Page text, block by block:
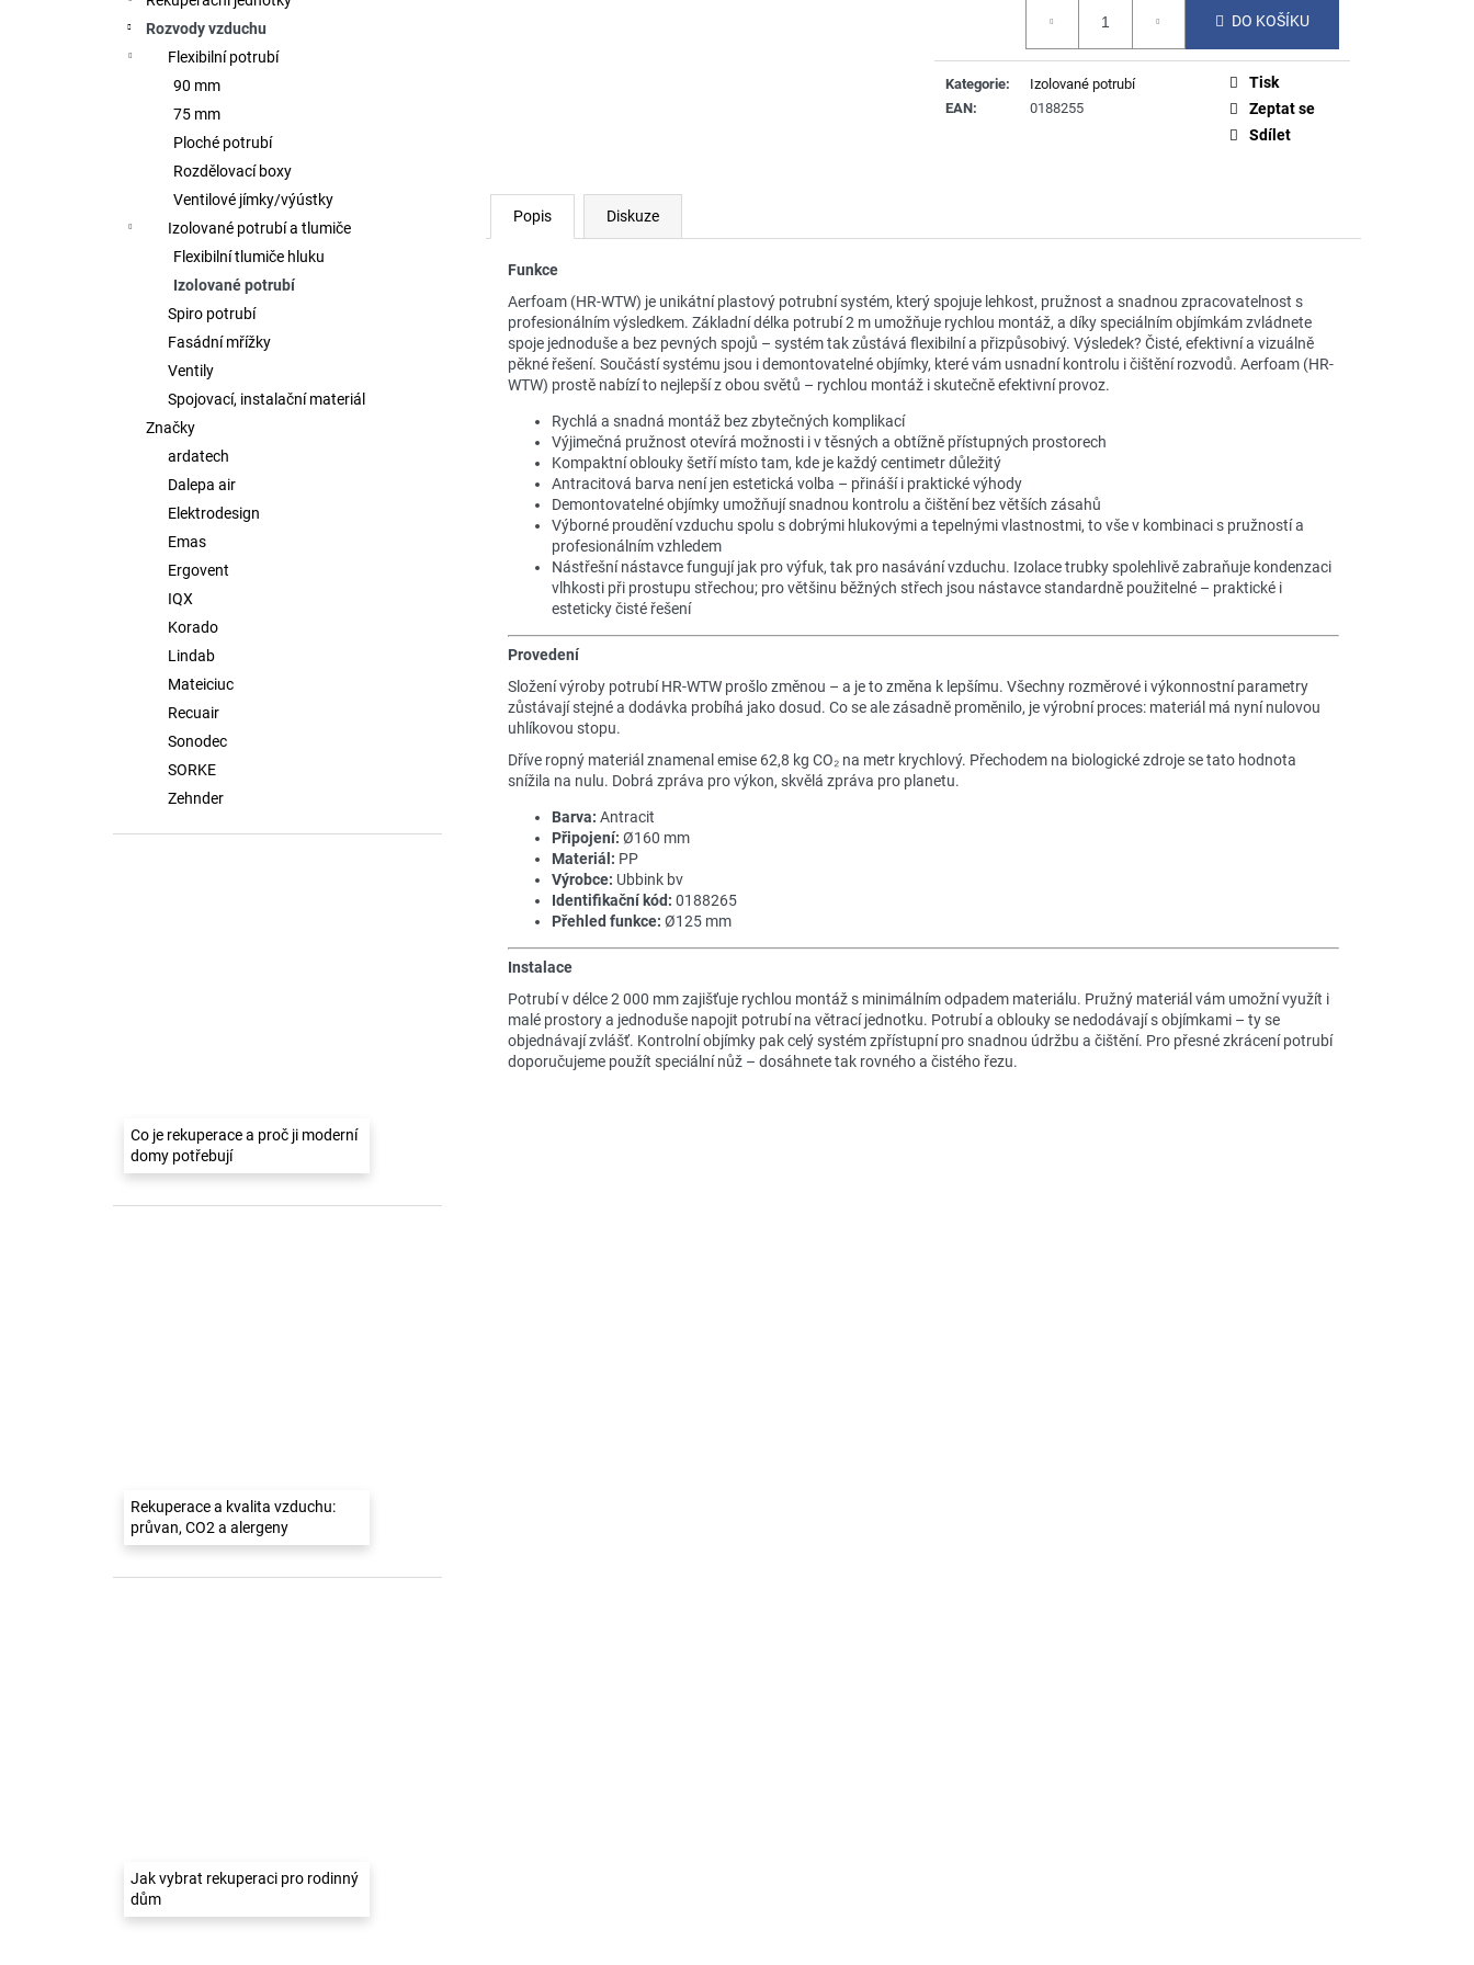
Rozvody vzduchu
Flexibilní potrubí
90 mm
75 mm
Ploché potrubí
Rozdělovací boxy
Ventilové jímky/výústky
Izolované potrubí a tlumiče
Flexibilní tlumiče hluku
Izolované potrubí
Spiro potrubí
Fasádní mřížky
Ventily
Spojovací, instalační materiál
Značky
ardatech
Dalepa air
Elektrodesign
Emas
Ergovent
IQX
Korado
Lindab
Mateiciuc
Recuair
Sonodec
SORKE
Zehnder
Co je rekuperace a proč ji moderní
domy potřebují
Rekuperace a kvalita vzduchu:
průvan, CO2 a alergeny
Jak vybrat rekuperaci pro rodinný
dům
DO KOŠÍKU
Kategorie:
Izolované potrubí
EAN: 0188255
Tisk
Zeptat se
Sdílet
Popis Diskuze
Funkce
Aerfoam (HR-WTW) je unikátní plastový potrubní systém, který spojuje lehkost, pružnost a snadnou zpracovatelnost s
profesionálním výsledkem. Základní délka potrubí 2 m umožňuje rychlou montáž, a díky speciálním objímkám zvládnete
spoje jednoduše a bez pevných spojů – systém tak zůstává flexibilní a přizpůsobivý. Výsledek? Čisté, efektivní a vizuálně
pěkné řešení. Součástí systému jsou i demontovatelné objímky, které vám usnadní kontrolu i čištění rozvodů. Aerfoam (HR-
WTW) prostě nabízí to nejlepší z obou světů – rychlou montáž i skutečně efektivní provoz.
Rychlá a snadná montáž bez zbytečných komplikací
Výjimečná pružnost otevírá možnosti i v těsných a obtížně přístupných prostorech
Kompaktní oblouky šetří místo tam, kde je každý centimetr důležitý
Antracitová barva není jen estetická volba – přináší i praktické výhody
Demontovatelné objímky umožňují snadnou kontrolu a čištění bez větších zásahů
Výborné proudění vzduchu spolu s dobrými hlukovými a tepelnými vlastnostmi, to vše v kombinaci s pružností a
profesionálním vzhledem
Nástřešní nástavce fungují jak pro výfuk, tak pro nasávání vzduchu. Izolace trubky spolehlivě zabraňuje kondenzaci
vlhkosti při prostupu střechou; pro většinu běžných střech jsou nástavce standardně použitelné – praktické i
esteticky čisté řešení
Provedení
Složení výroby potrubí HR-WTW prošlo změnou – a je to změna k lepšímu. Všechny rozměrové i výkonnostní parametry
zůstávají stejné a dodávka probíhá jako dosud. Co se ale zásadně proměnilo, je výrobní proces: materiál má nyní nulovou
uhlíkovou stopu.
Dříve ropný materiál znamenal emise 62,8 kg CO₂ na metr krychlový. Přechodem na biologické zdroje se tato hodnota
snížila na nulu. Dobrá zpráva pro výkon, skvělá zpráva pro planetu.
Barva: Antracit
Připojení: Ø160 mm
Materiál: PP
Výrobce: Ubbink bv
Identifikační kód: 0188265
Přehled funkce: Ø125 mm
Instalace
Potrubí v délce 2 000 mm zajišťuje rychlou montáž s minimálním odpadem materiálu. Pružný materiál vám umožní využít i
malé prostory a jednoduše napojit potrubí na větrací jednotku. Potrubí a oblouky se nedodávají s objímkami – ty se
objednávají zvlášť. Kontrolní objímky pak celý systém zpřístupní pro snadnou údržbu a čištění. Pro přesné zkrácení potrubí
doporučujeme použít speciální nůž – dosáhnete tak rovného a čistého řezu.